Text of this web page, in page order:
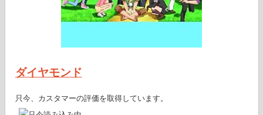
ダイヤモンド
只今、カスタマーの評価を取得しています。